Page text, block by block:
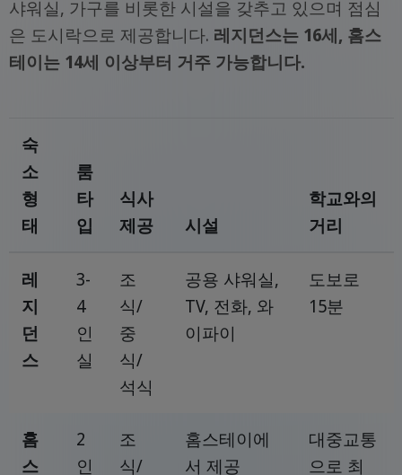
샤워실, 가구를 비롯한 시설을 갖추고 있으며 점심
은 도시락으로 제공합니다. 레지던스는 16세, 홈스
테이는 14세 이상부터 거주 가능합니다.
숙
소
형
태
룸
타
입
식사
제공
시설
학교와의
거리
레
지
던
스
3-
4
인
실
조
식/
중
식/
석식
공용 샤워실,
TV, 전화, 와
이파이
도보로
15분
홈
스
2
인
조
식/
홈스테이에
서 제공
대중교통
으로 최